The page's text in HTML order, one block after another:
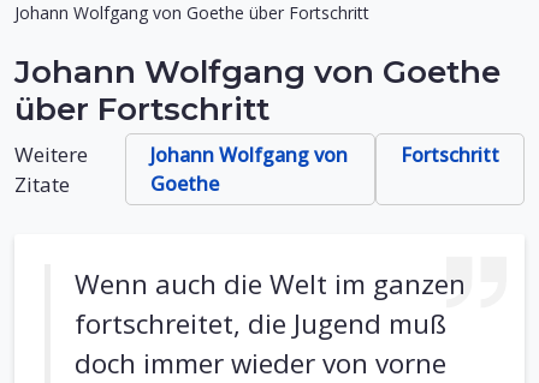
Johann Wolfgang von Goethe über Fortschritt
Johann Wolfgang von Goethe
über Fortschritt
Weitere
Zitate
Johann Wolfgang von
Goethe
Fortschritt
Wenn auch die Welt im ganzen
fortschreitet, die Jugend muß
doch immer wieder von vorne